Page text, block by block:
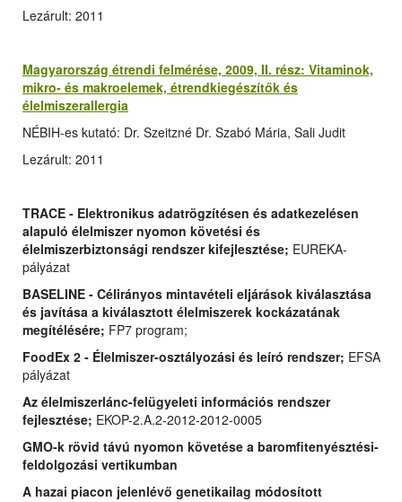
Lezárult: 2011
Magyarország étrendi felmérése, 2009, II. rész: Vitaminok,
mikro- és makroelemek, étrendkiegészítők és
élelmiszerallergia
NÉBIH-es kutató: Dr. Szeitzné Dr. Szabó Mária, Sali Judit
Lezárult: 2011
TRACE - Elektronikus adatrögzítésen és adatkezelésen
alapuló élelmiszer nyomon követési és
élelmiszerbiztonsági rendszer kifejlesztése; EUREKA-
pályázat
BASELINE - Célirányos mintavételi eljárások kiválasztása
és javítása a kiválasztott élelmiszerek kockázatának
megítélésére; FP7 program;
FoodEx 2 - Élelmiszer-osztályozási és leíró rendszer; EFSA
pályázat
Az élelmiszerlánc-felügyeleti információs rendszer
fejlesztése; EKOP-2.A.2-2012-2012-0005
GMO-k rövid távú nyomon követése a baromfitenyésztési-
feldolgozási vertikumban
A hazai piacon jelenlévő genetikailag módosított